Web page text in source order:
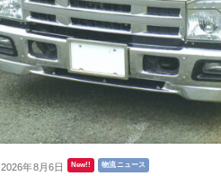
2026年8月6日 New!! 物流ニュース